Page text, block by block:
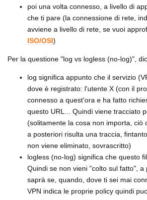
poi una volta connesso, a livello di
che ti pare (la connessione di rete,
avviene a livello di rete, se vuoi
ISO/OSI)
Per la questione "log vs logless (no-log)",
log significa appunto che il servizio
dove è registrato: l'utente X (con il
connesso a quest'ora e ha fatto
questo URL... Quindi viene tracciato
(solitamente la cosa non importa, ciò
a posteriori risulta una traccia,
non viene eliminato, sovrascritto)
logless (no-log) significa che questo
Quindi se non vieni "colto sul fatto", a
saprà se, quando, dove ti sei mai
VPN indica le proprie policy quindi